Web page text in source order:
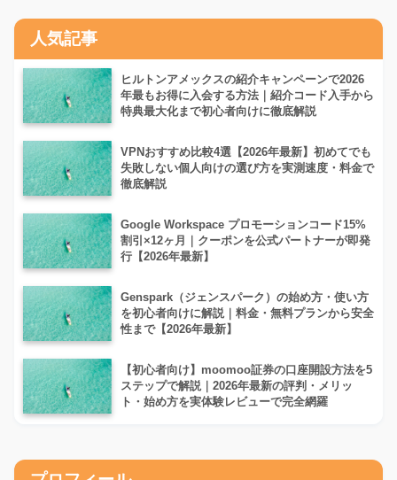
人気記事
ヒルトンアメックスの紹介キャンペーンで2026
年最もお得に入会する方法｜紹介コード入手から
特典最大化まで初心者向けに徹底解説
VPNおすすめ比較4選【2026年最新】初めてでも
失敗しない個人向けの選び方を実測速度・料金で
徹底解説
Google Workspace プロモーションコード15%
割引×12ヶ月｜クーポンを公式パートナーが即発
行【2026年最新】
Genspark（ジェンスパーク）の始め方・使い方
を初心者向けに解説｜料金・無料プランから安全
性まで【2026年最新】
【初心者向け】moomoo証券の口座開設方法を5
ステップで解説｜2026年最新の評判・メリッ
ト・始め方を実体験レビューで完全網羅